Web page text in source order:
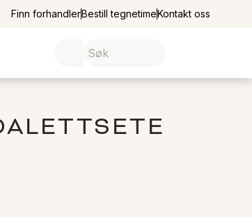
Finn forhandlerBestill tegnetimeKontakt oss